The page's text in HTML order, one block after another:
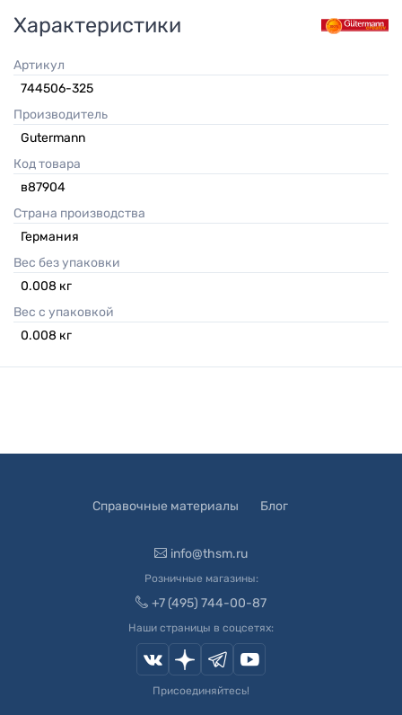
Характеристики
Артикул
744506-325
Производитель
Gutermann
Код товара
в87904
Страна производства
Германия
Вес без упаковки
0.008 кг
Вес с упаковкой
0.008 кг
Справочные материалы Блог
info@thsm.ru
Розничные магазины:
+7 (495) 744-00-87
Наши страницы в соцсетях:
Присоединяйтесь!